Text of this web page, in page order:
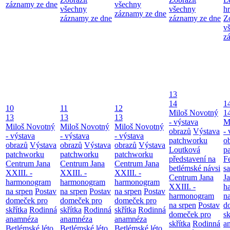
záznamy ze dne
všechny
záznamy ze dne
všechny
záznamy ze dne
všechny
záznamy ze dne
10
13
Miloš Novotný
- výstava
obrazů Výstava
patchworku
Centrum Jana
XXIII. -
harmonogram
na srpen Postav
domeček pro
skřítka Rodinná
anamnéza
Betlémské léto
11
13
Miloš Novotný
- výstava
obrazů Výstava
patchworku
Centrum Jana
XXIII. -
harmonogram
na srpen Postav
domeček pro
skřítka Rodinná
anamnéza
Betlémské léto
12
13
Miloš Novotný
- výstava
obrazů Výstava
patchworku
Centrum Jana
XXIII. -
harmonogram
na srpen Postav
domeček pro
skřítka Rodinná
anamnéza
Betlémské léto
13
14
Miloš Novotný
- výstava
obrazů Výstava
patchworku
Loutková
představení na
betlémské návsi
Centrum Jana
XXIII. -
harmonogram
na srpen Postav
domeček pro
skřítka Rodinná
-